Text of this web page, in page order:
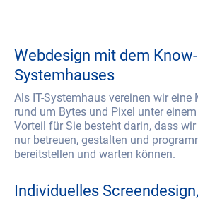
Webdesign mit dem
Systemhauses
Als IT-Systemhaus vereinen wir eine
rund um Bytes und Pixel unter
Vorteil für Sie besteht darin, dass
nur betreuen, gestalten und
bereitstellen und warten können.
Individuelles